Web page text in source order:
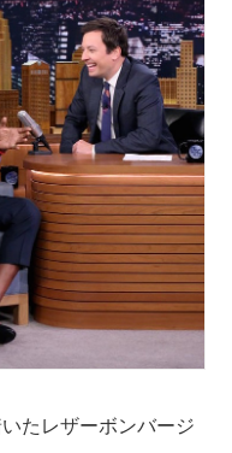
たレザーボンバージ